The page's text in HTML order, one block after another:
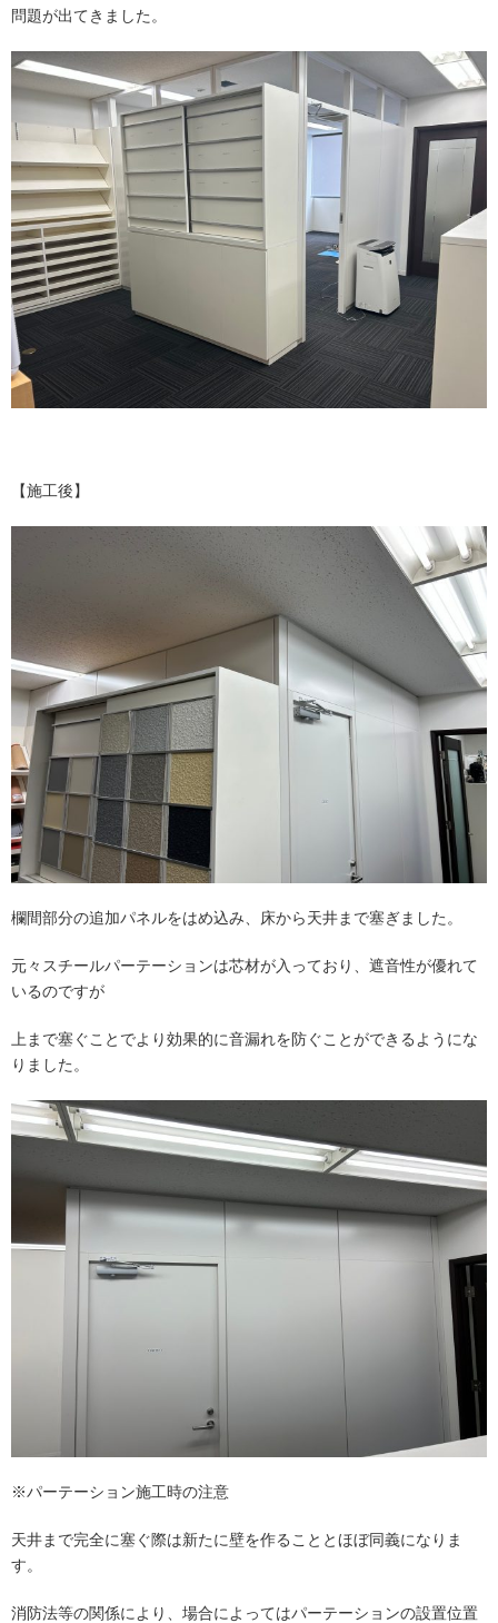
問題が出てきました。
【施工後】
欄間部分の追加パネルをはめ込み、床から天井まで塞ぎました。
元々スチールパーテーションは芯材が入っており、遮音性が優れて
いるのですが
上まで塞ぐことでより効果的に音漏れを防ぐことができるようにな
りました。
※パーテーション施工時の注意
天井まで完全に塞ぐ際は新たに壁を作ることとほぼ同義になりま
す。
消防法等の関係により、場合によってはパーテーションの設置位置